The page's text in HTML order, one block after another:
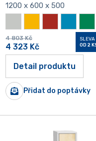
1200 x 600 x 500
4 803 Kč
4 323 Kč
SLEVA
OD 2
Detail produktu
Přidat do poptávky